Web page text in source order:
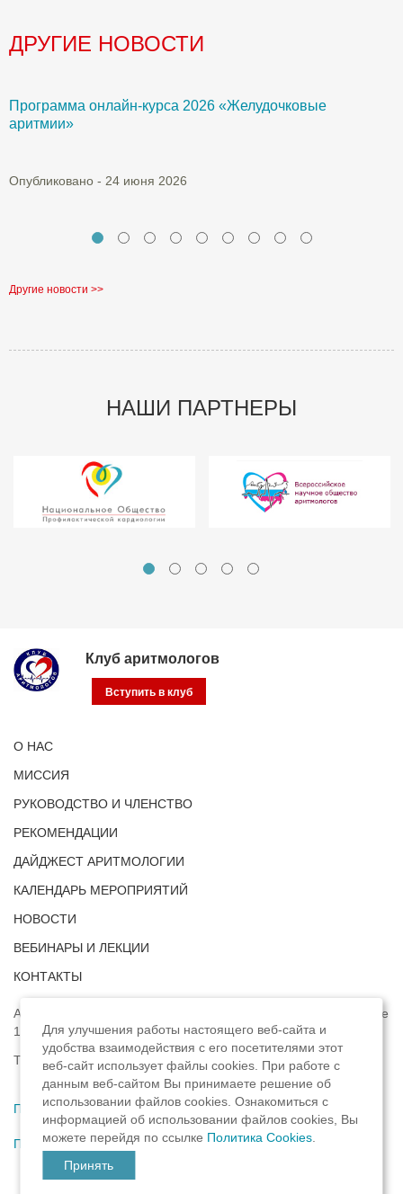
ДРУГИЕ НОВОСТИ
Программа онлайн-курса 2026 «Желудочковые
аритмии»
Опубликовано - 24 июня 2026
Другие новости >>
НАШИ ПАРТНЕРЫ
Клуб аритмологов
Вступить в клуб
О НАС
МИССИЯ
РУКОВОДСТВО И ЧЛЕНСТВО
РЕКОМЕНДАЦИИ
ДАЙДЖЕСТ АРИТМОЛОГИИ
КАЛЕНДАРЬ МЕРОПРИЯТИЙ
НОВОСТИ
ВЕБИНАРЫ И ЛЕКЦИИ
КОНТАКТЫ
Адрес: г. Москва, ул. Профсоюзная, д. 93А, этаж 4, помещение
1, комната 32.
Телефон:
8 (8422) 33-15-88
Политика конфиденциальности,
Пользовательское соглашение
Для улучшения работы настоящего веб-сайта и
удобства взаимодействия с его посетителями этот
веб-сайт использует файлы cookies. При работе с
данным веб-сайтом Вы принимаете решение об
использовании файлов cookies. Ознакомиться с
информацией об использовании файлов cookies, Вы
можете перейдя по ссылке Политика Cookies
Принять